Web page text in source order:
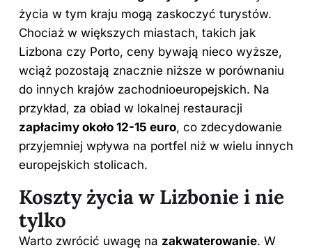
życia w tym kraju mogą zaskoczyć turystów.
Chociaż w większych miastach, takich jak
Lizbona czy Porto, ceny bywają nieco wyższe,
wciąż pozostają znacznie niższe w porównaniu
do innych krajów zachodnioeuropejskich. Na
przykład, za obiad w lokalnej restauracji
zapłacimy około 12-15 euro, co zdecydowanie
przyjemniej wpływa na portfel niż w wielu innych
europejskich stolicach.
Koszty życia w Lizbonie i nie
tylko
Warto zwrócić uwagę na zakwaterowanie. W